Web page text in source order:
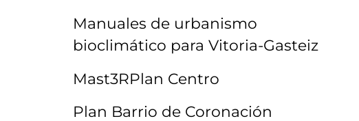
Manuales de urbanismo
bioclimático para Vitoria-Gasteiz
Mast3RPlan Centro
Plan Barrio de Coronación